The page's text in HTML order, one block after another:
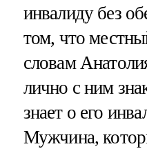
инвалиду без
том, что
словам
лично с ним
знает о его
Мужчина,